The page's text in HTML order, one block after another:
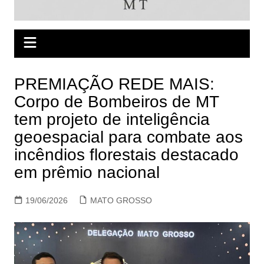
PREMIAÇÃO REDE MAIS:
Corpo de Bombeiros de MT
tem projeto de inteligência
geoespacial para combate aos
incêndios florestais destacado
em prêmio nacional
19/06/2026 MATO GROSSO